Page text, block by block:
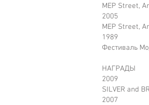
MEP Street,
2005
MEP Street,
1989
Фестиваль
НАГРАДЫ
2009
SILVER and
2007